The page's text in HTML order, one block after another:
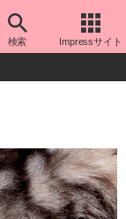
検索 Impressサイト